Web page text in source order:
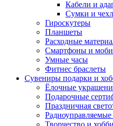
Кабели и
Сумки и
Гироскутеры
Планшеты
Расходные
Смартфоны и
Умные часы
Фитнес браслеты
Сувениры подарки и
Ёлочные
Подарочные
Праздничная
Творчество и хобби